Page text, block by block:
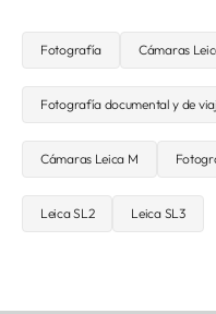
Fotografía Cámaras
Fotografía documental y de
Cámaras Leica M
Leica SL2 Leica SL3